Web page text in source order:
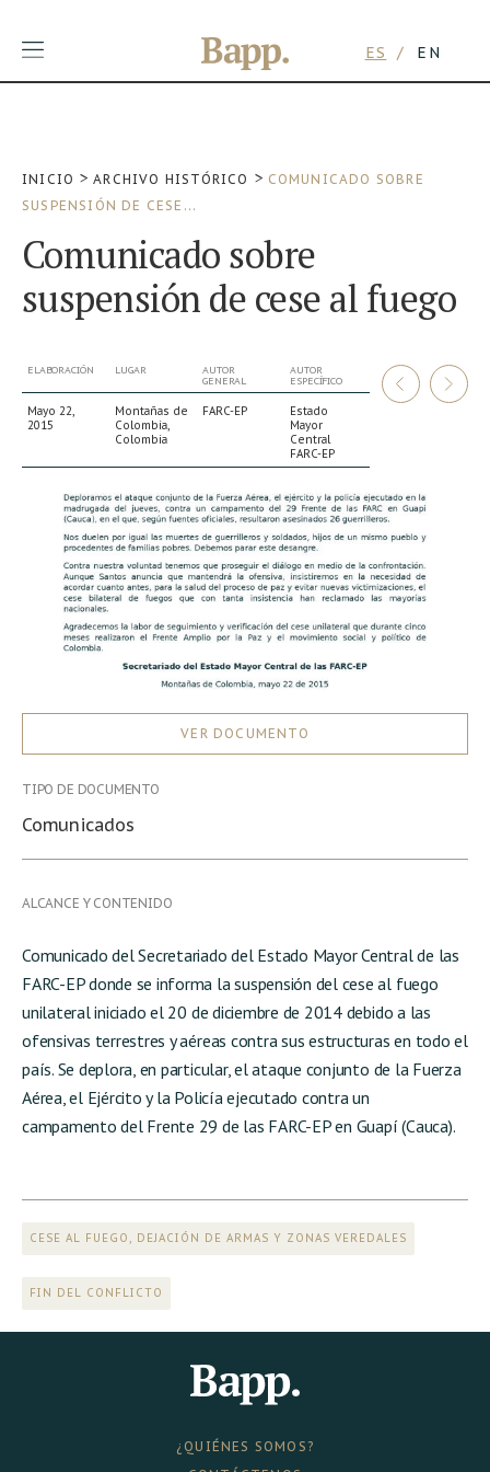
content
ES EN
INICIO >ARCHIVO HISTÓRICO > COMUNICADO SOBRE
SUSPENSIÓN DE CESE...
Comunicado sobre
suspensión de cese al fuego
ELABORACIÓN LUGAR
AUTOR
GENERAL
AUTOR
ESPECÍFICO
Mayo 22,
2015
Montañas de
Colombia,
Colombia
FARC-EP
Estado
Mayor
Central
FARC-EP
VER DOCUMENTO
TIPO DE DOCUMENTO
Comunicados
ALCANCE Y CONTENIDO
Comunicado del Secretariado del Estado Mayor Central de las
FARC-EP donde se informa la suspensión del cese al fuego
unilateral iniciado el 20 de diciembre de 2014 debido a las
ofensivas terrestres y aéreas contra sus estructuras en todo el
país. Se deplora, en particular, el ataque conjunto de la Fuerza
Aérea, el Ejército y la Policía ejecutado contra un
campamento del Frente 29 de las FARC-EP en Guapí (Cauca).
CESE AL FUEGO, DEJACIÓN DE ARMAS Y ZONAS VEREDALES
FIN DEL CONFLICTO
¿QUIÉNES SOMOS?